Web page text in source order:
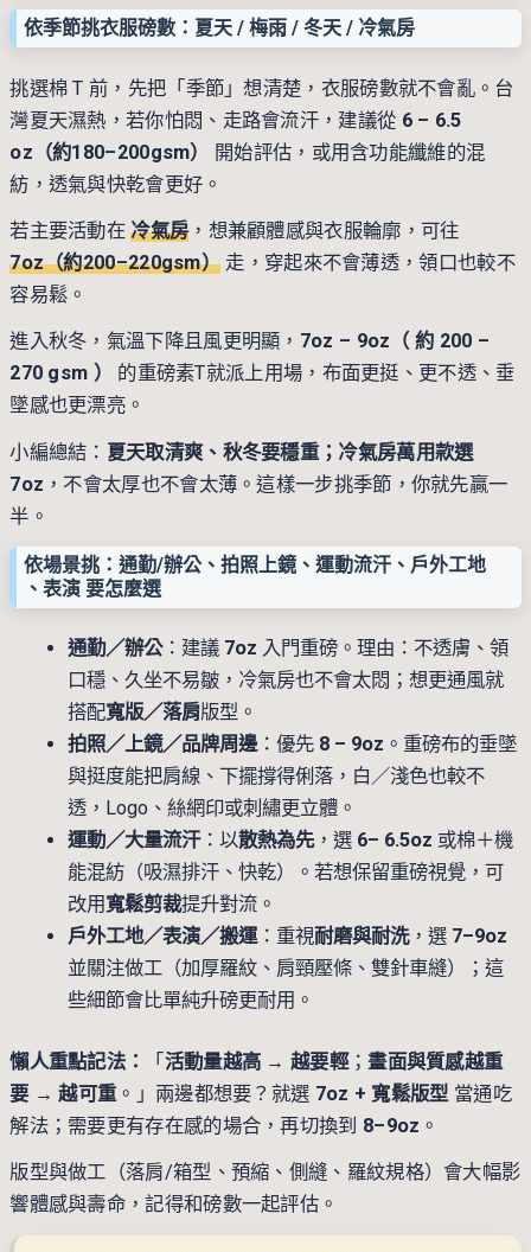
依季節挑衣服磅數：夏天 / 梅雨 / 冬天 / 冷氣房
挑選棉 T 前，先把「季節」想清楚，衣服磅數就不會亂。台
灣夏天濕熱，若你怕悶、走路會流汗，建議從 6 – 6.5
oz（約180–200gsm）
開始評估，或用含功能纖維的混
紡，透氣與快乾會更好。
若主要活動在冷氣房，想兼顧體感與衣服輪廓，可往
7oz（約200–220gsm） 走，穿起來不會薄透，領口也較不
容易鬆。
進入秋冬，氣溫下降且風更明顯， 7oz – 9oz（ 約 200 –
270 gsm ）
的重磅素T就派上用場，布面更挺、更不透、垂
墜感也更漂亮。
小編總結： 夏天取清爽、秋冬要穩重；冷氣房萬用款選
7oz ，不會太厚也不會太薄。這樣一步挑季節，你就先贏一
半。
依場景挑：通勤/辦公、拍照上鏡、運動流汗、戶外工地
、表演 要怎麼選
通勤／辦公：建議 7oz 入門重磅。理由：不透膚、領
口穩、久坐不易皺，冷氣房也不會太悶；想更通風就
搭配寬版／落肩版型。
拍照／上鏡／品牌周邊：優先 8 – 9oz 。重磅布的垂墜
與挺度能把肩線、下擺撐得俐落，白／淺色也較不
透，Logo、絲網印或刺繡更立體。
運動／大量流汗：以散熱為先，選 6– 6.5oz 或棉＋機
能混紡（吸濕排汗、快乾）。若想保留重磅視覺，可
改用寬鬆剪裁提升對流。
戶外工地／表演／搬運：重視耐磨與耐洗，選 7–9oz
並關注做工（加厚羅紋、肩頸壓條、雙針車縫）；這
些細節會比單純升磅更耐用。
懶人重點記法： 「活動量越高 → 越要輕；畫面與質感越重
要 → 越可重。」兩邊都想要？就選 7oz + 寬鬆版型當通吃
解法；需要更有存在感的場合，再切換到 8–9oz 。
版型與做工（落肩/箱型、預縮、側縫、羅紋規格）會大幅影
響體感與壽命，記得和磅數一起評估。